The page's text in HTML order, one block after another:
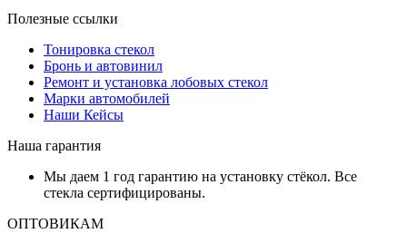
Полезные ссылки
Тонировка стекол
Бронь и автовинил
Ремонт и установка лобовых стекол
Марки автомобилей
Наши Кейсы
Наша гарантия
Мы даем 1 год гарантию на установку стёкол. Все
стекла сертифицированы.
ОПТОВИКАМ